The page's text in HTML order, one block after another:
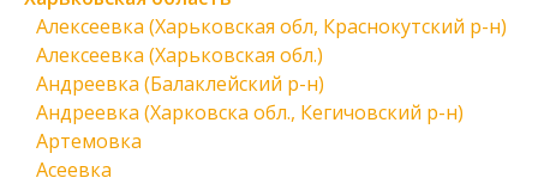
Алексеевка (Харьковская обл, Краснокутский р-н)
Алексеевка (Харьковская обл.)
Андреевка (Балаклейский р-н)
Андреевка (Харковска обл., Кегичовский р-н)
Артемовка
Асеевка